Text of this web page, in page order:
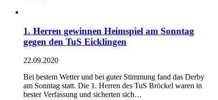
1. Herren gewinnen Heimspiel am Sonntag
gegen den TuS Eicklingen
22.09.2020
Bei bestem Wetter und bei guter Stimmung fand das Derby
am Sonntag statt. Die 1. Herren des TuS Bröckel waren in
bester Verfassung und sicherten sich…